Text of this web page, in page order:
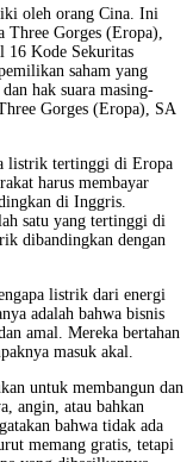
oleh orang Cina. Ini
Three Gorges (Eropa),
16 Kode Sekuritas
saham yang
hak suara masing-
Gorges (Eropa), SA
listrik tertinggi di Eropa
harus membayar
di Inggris.
satu yang tertinggi di
dibandingkan dengan
listrik dari energi
adalah bahwa bisnis
amal. Mereka bertahan
masuk akal.
untuk membangun dan
angin, atau bahkan
bahwa tidak ada
memang gratis, tetapi